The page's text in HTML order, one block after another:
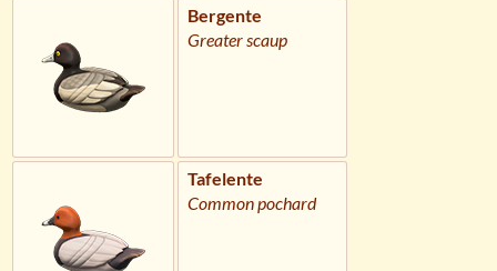
Bergente
Greater scaup
Tafelente
Common pochard